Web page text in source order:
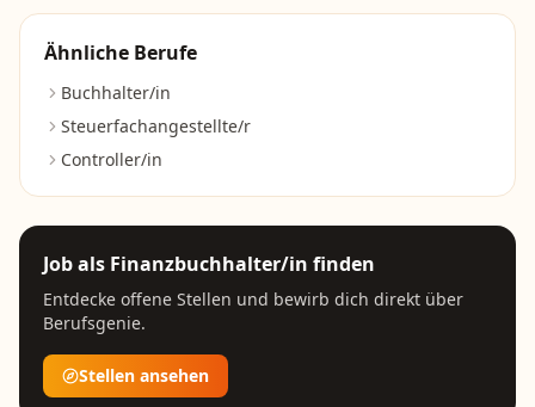
Ähnliche Berufe
Buchhalter/in
Steuerfachangestellte/r
Controller/in
Job als Finanzbuchhalter/in finden
Entdecke offene Stellen und bewirb dich direkt über
Berufsgenie.
Stellen ansehen